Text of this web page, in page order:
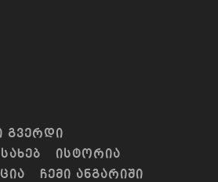
ᲒᲕᲔᲠᲓᲘ
ᲘᲡᲢᲝᲠᲘᲐ
ᲩᲔᲛᲘ ᲐᲜᲒᲐᲠᲘᲨᲘ